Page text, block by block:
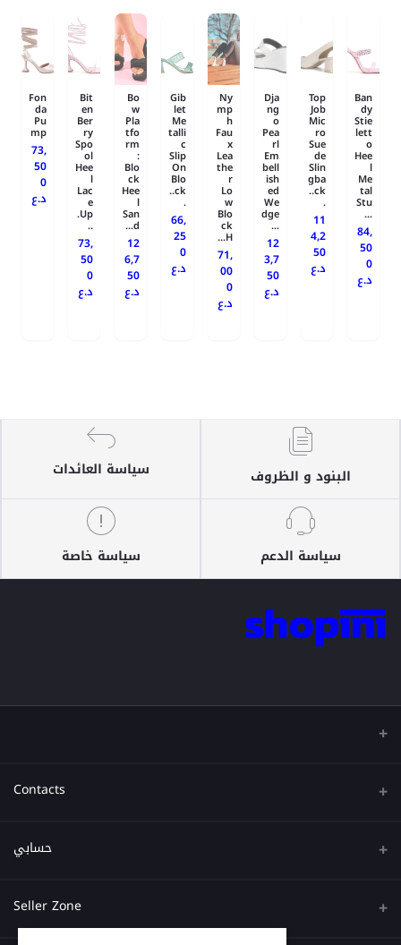
Ban
dy
Stie
lett
o
Hee
l
Me
tal
Stu
...
84,
50
0
د.ع
Top
Job
Mic
ro
Sue
de
Slin
gba
ck..
.
11
4,2
50
د.ع
Dja
ng
o
Pea
rl
Em
bell
ish
ed
We
dge
...
12
3,7
50
د.ع
Ny
mp
h
Fau
x
Lea
the
r
Lo
w
Blo
ck
H...
71,
00
0
د.ع
Gib
let
Me
talli
c
Slip
On
Blo
ck..
.
66,
25
0
د.ع
Bo
w
Pla
tfo
rm
:
Blo
ck
Hee
l
San
d...
12
6,7
50
د.ع
Bit
en
Ber
ry
Spo
ol
Hee
l
Lac
e
Up.
..
73,
50
0
د.ع
Fon
da
Pu
mp
73,
50
0
د.ع
البنود و الظروف سياسة العائدات
سياسة الدعم سياسة خاصة
Contacts
عنوان
حسابي
تسجيل الدخول
Seller Zone